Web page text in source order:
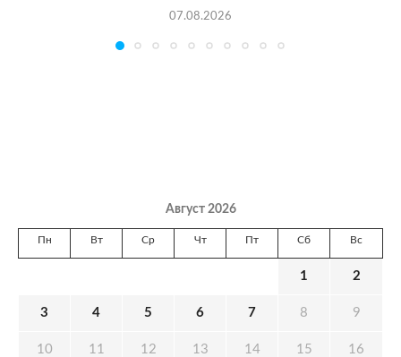
07.08.2026
Август 2026
Пн Вт Ср Чт Пт Сб Вс
1 2
3 4 5 6 7 8 9
10 11 12 13 14 15 16